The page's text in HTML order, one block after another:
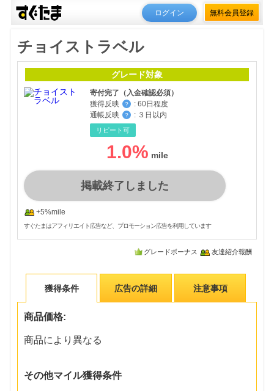
ログイン 無料会員登録
チョイストラベル
グレード対象
寄付完了（入金確認必須）
獲得反映
？ : 60日程度
通帳反映
？ : ３日以内
リピート可
1.0%
掲載終了しました
+5%mile
すぐたまはアフィリエイト広告など、プロモーション広告を利用しています
グレードボーナス 友達紹介報酬
獲得条件 広告の詳細 注意事項
商品価格:
商品により異なる
その他マイル獲得条件